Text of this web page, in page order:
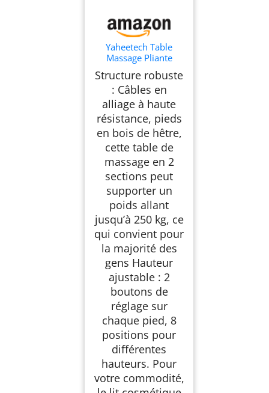
Yaheetech Table
Massage Pliante
70cm Tête Réglable
Noir
Structure robuste
: Câbles en
alliage à haute
résistance, pieds
en bois de hêtre,
cette table de
massage en 2
sections peut
supporter un
poids allant
jusqu’à 250 kg, ce
qui convient pour
la majorité des
gens Hauteur
ajustable : 2
boutons de
réglage sur
chaque pied, 8
positions pour
différentes
hauteurs. Pour
votre commodité,